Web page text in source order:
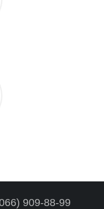
909-88-99